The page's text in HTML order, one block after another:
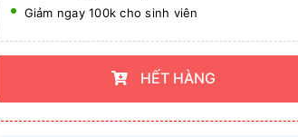
Giảm ngay 100k cho sinh viên
HẾT HÀNG